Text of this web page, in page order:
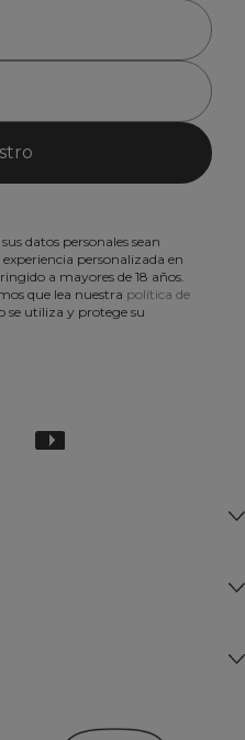
datos personales sean
personalizada en
a mayores de 18 años.
que lea nuestra política de
se utiliza y protege su